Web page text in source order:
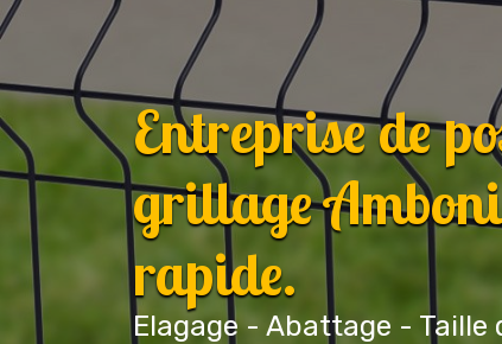
Entreprise de
grillage
rapide.
Elagage - Abattage -